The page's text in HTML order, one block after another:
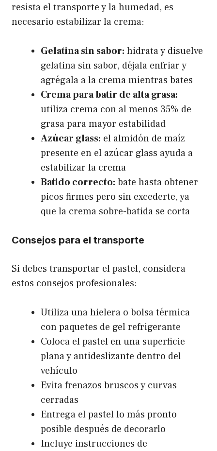
resista el transporte y la humedad, es
necesario estabilizar la crema:
Gelatina sin sabor: hidrata y disuelve
gelatina sin sabor, déjala enfriar y
agrégala a la crema mientras bates
Crema para batir de alta grasa:
utiliza crema con al menos 35% de
grasa para mayor estabilidad
Azúcar glass: el almidón de maíz
presente en el azúcar glass ayuda a
estabilizar la crema
Batido correcto: bate hasta obtener
picos firmes pero sin excederte, ya
que la crema sobre-batida se corta
Consejos para el transporte
Si debes transportar el pastel, considera
estos consejos profesionales:
Utiliza una hielera o bolsa térmica
con paquetes de gel refrigerante
Coloca el pastel en una superficie
plana y antideslizante dentro del
vehículo
Evita frenazos bruscos y curvas
cerradas
Entrega el pastel lo más pronto
posible después de decorarlo
Incluye instrucciones de